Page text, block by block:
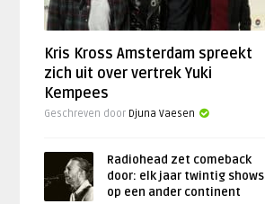
Kris Kross Amsterdam spreekt
zich uit over vertrek Yuki
Kempees
Geschreven door Djuna Vaesen
Radiohead zet comeback
door: elk jaar twintig shows
op een ander continent